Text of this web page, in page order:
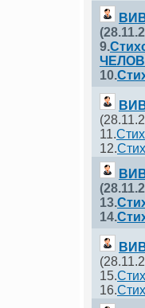
9.
10.
11.
12.
13.
14.
15.
16.